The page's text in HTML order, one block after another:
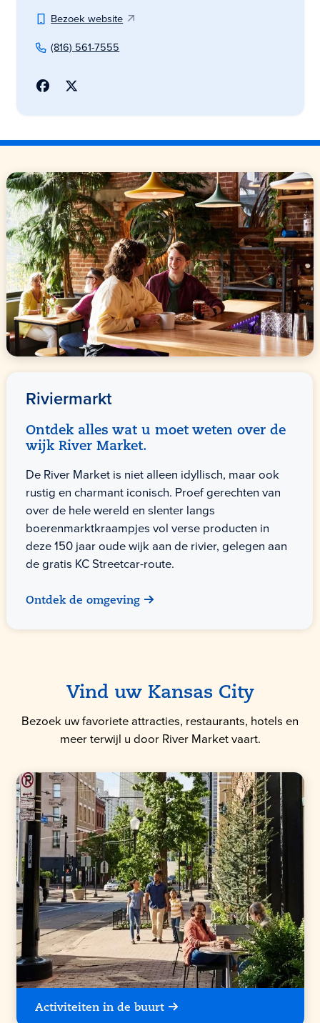
Bezoek website
(816) 561-7555
Riviermarkt
Ontdek alles wat u moet weten over de
wijk River Market.
De River Market is niet alleen idyllisch, maar ook
rustig en charmant iconisch. Proef gerechten van
over de hele wereld en slenter langs
boerenmarktkraampjes vol verse producten in
deze 150 jaar oude wijk aan de rivier, gelegen aan
de gratis KC Streetcar-route.
Ontdek de omgeving
Vind uw Kansas City
Bezoek uw favoriete attracties, restaurants, hotels en
meer terwijl u door River Market vaart.
Activiteiten in de buurt